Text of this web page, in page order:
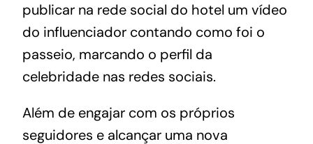
publicar na rede social do hotel um vídeo
do influenciador contando como foi o
passeio, marcando o perfil da
celebridade nas redes sociais.
Além de engajar com os próprios
seguidores e alcançar uma nova